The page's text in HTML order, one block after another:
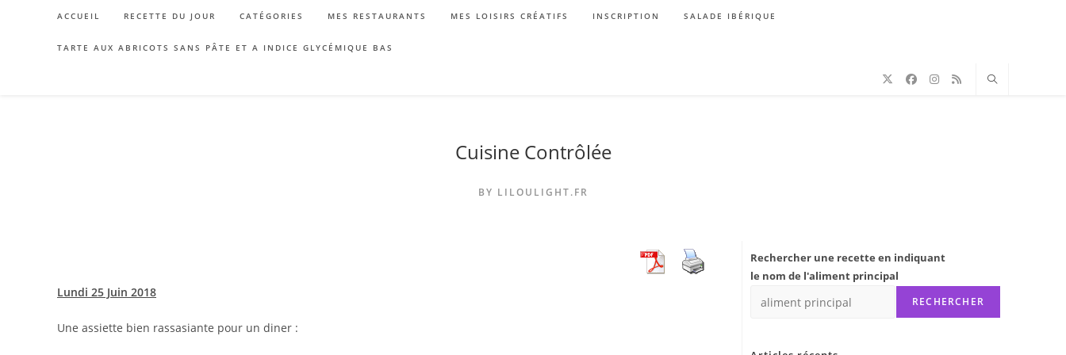
ACCUEIL RECETTE DU JOUR CATÉGORIES MES RESTAURANTS MES LOISIRS CRÉATIFS INSCRIPTION SALADE IBÉRIQUE
TARTE AUX ABRICOTS SANS PÂTE ET A INDICE GLYCÉMIQUE BAS
Cuisine Contrôlée
BY LILOULIGHT.FR
Lundi 25 Juin 2018
Une assiette bien rassasiante pour un diner :
Rechercher une recette en indiquant
le nom de l'aliment principal
RECHERCHER